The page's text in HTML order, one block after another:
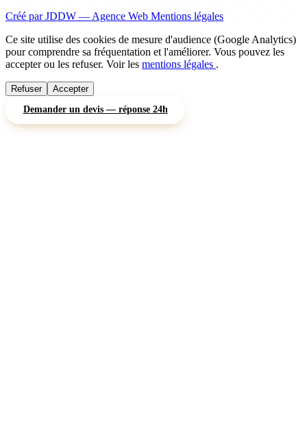
Créé par JDDW — Agence Web Mentions légales
Ce site utilise des cookies de mesure d'audience (Google Analytics)
pour comprendre sa fréquentation et l'améliorer. Vous pouvez les
accepter ou les refuser. Voir les mentions légales .
Refuser Accepter
Demander un devis — réponse 24h